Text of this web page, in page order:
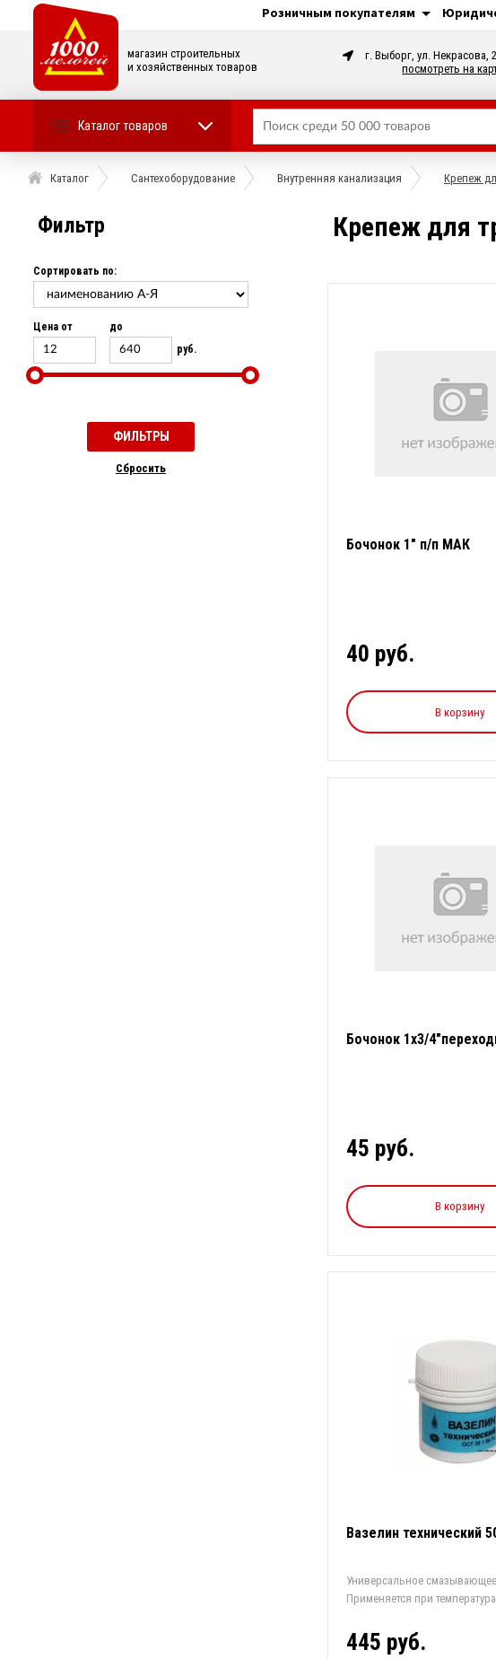
Розничным покупателям
магазин строительных
и хозяйственных товаров
г. Выборг, ул. Некрасова,
посмотреть на
Каталог товаров
Каталог Сантехоборудование Внутренняя канализация Крепеж
Фильтр
Сортировать по:
Цена от
до
руб.
Cбросить
Крепеж для
Бочонок 1" п/п МАК
40 руб.
В корзину
Бочонок 1х3/
45 руб.
В корзину
Вазелин технический
Универсальное
Применяется при
445 руб.